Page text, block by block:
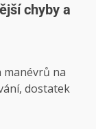
chyby a
manévrů na
dostatek